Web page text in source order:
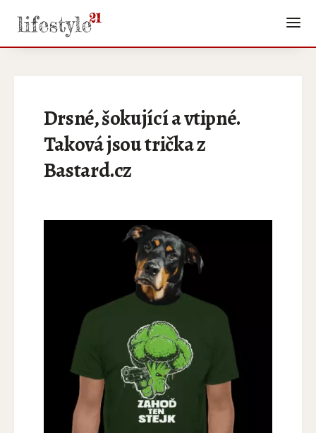
Drsné, šokující a vtipné.
Taková jsou trička z
Bastard.cz